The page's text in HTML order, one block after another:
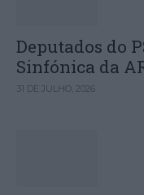
Deputados do
Sinfónica da
31 DE JULHO, 2026